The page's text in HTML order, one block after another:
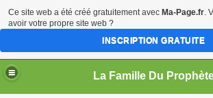
La Famille Du
Ce site web a été créé gratuitement avec Ma-Page.fr.
avoir votre propre site web ?
INSCRIPTION GRATUITE